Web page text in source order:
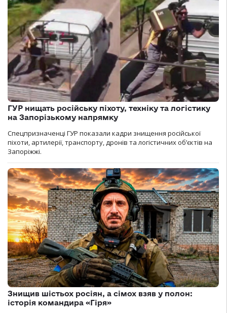
ГУР нищать російську піхоту, техніку та логістику
на Запорізькому напрямку
Спецпризначенці ГУР показали кадри знищення російської
піхоти, артилерії, транспорту, дронів та логістичних об’єктів на
Запоріжжі.
Знищив шістьох росіян, а сімох взяв у полон:
історія командира «Гіря»